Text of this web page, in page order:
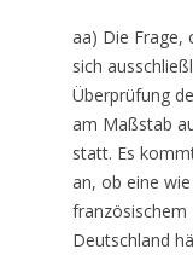
aa) Die Frage,
sich
Überprüfung
am Maßstab
statt. Es
an, ob eine
französischem
Deutschland